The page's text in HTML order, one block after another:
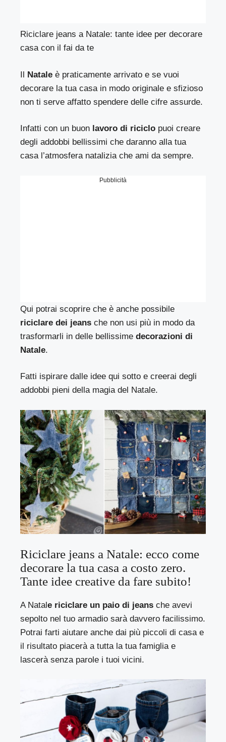
Riciclare jeans a Natale: tante idee per decorare
casa con il fai da te
Il Natale è praticamente arrivato e se vuoi
decorare la tua casa in modo originale e sfizioso
non ti serve affatto spendere delle cifre assurde.
Infatti con un buon lavoro di riciclo puoi creare
degli addobbi bellissimi che daranno alla tua
casa l’atmosfera natalizia che ami da sempre.
Pubblicità
Qui potrai scoprire che è anche possibile
riciclare dei jeans che non usi più in modo da
trasformarli in delle bellissimedecorazioni di
Natale.
Fatti ispirare dalle idee qui sotto e creerai degli
addobbi pieni della magia del Natale.
Riciclare jeans a Natale: ecco come
decorare la tua casa a costo zero.
Tante idee creative da fare subito!
A Natale riciclare un paio di jeans che avevi
sepolto nel tuo armadio sarà davvero facilissimo.
Potrai farti aiutare anche dai più piccoli di casa e
il risultato piacerà a tutta la tua famiglia e
lascerà senza parole i tuoi vicini.